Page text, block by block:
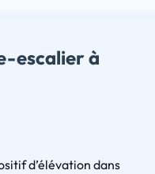
escalier à
d’élévation dans